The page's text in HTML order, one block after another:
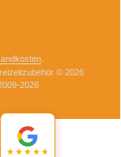
© 2026
2026
★★★★★
★★★★★